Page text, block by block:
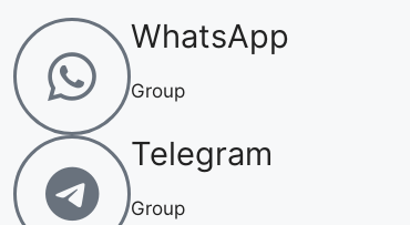
WhatsApp
Group
Telegram
Group